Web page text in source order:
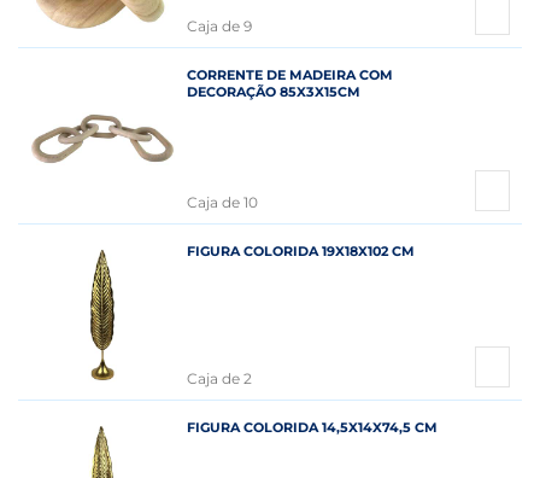
Caja de 9
CORRENTE DE MADEIRA COM
DECORAÇÃO 85X3X15CM
Caja de 10
FIGURA COLORIDA 19X18X102 CM
Caja de 2
FIGURA COLORIDA 14,5X14X74,5 CM